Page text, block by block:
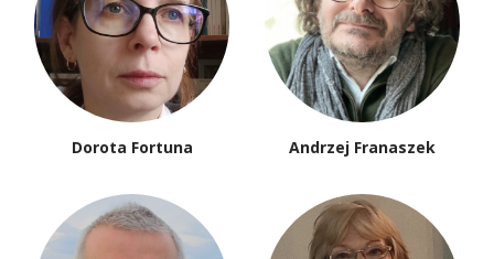
Dorota Fortuna Andrzej Franaszek